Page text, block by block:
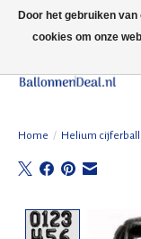
Wij zijn gesloten t/m 3
Home / Helium
Product
Door het gebruiken
cookies om onze